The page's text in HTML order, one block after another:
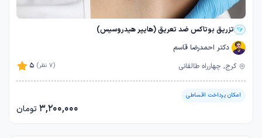
تزریق بوتاکس ضد تعریق (هایپر هیدروسیس)
دکتر احمدرضا قاسم
5
(7 نظر) کرج, چهارراه طالقانی
امکان پرداخت اقساطی
3,200,000تومان